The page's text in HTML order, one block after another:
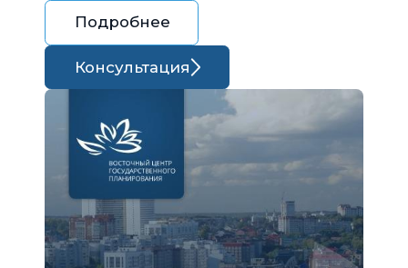
Подробнее
Консультация